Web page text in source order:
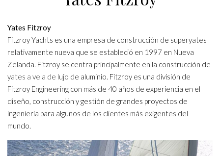
Yates Fitzroy
Fitzroy Yachts es una empresa de construcción de superyates
relativamente nueva que se estableció en 1997 en Nueva
Zelanda. Fitzroy se centra principalmente en la construcción de
yates a vela de lujo de aluminio. Fitzroy es una división de
Fitzroy Engineering con más de 40 años de experiencia en el
diseño, construcción y gestión de grandes proyectos de
ingeniería para algunos de los clientes más exigentes del
mundo.